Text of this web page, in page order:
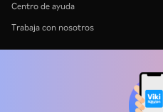
Centro de ayuda
Trabaja con nosotros